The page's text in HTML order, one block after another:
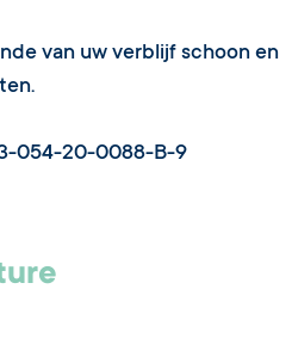
van uw verblijf schoon en
054-20-0088-B-9